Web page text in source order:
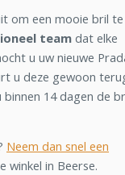
om een mooie bril te
team dat elke
u uw nieuwe
u deze gewoon
binnen 14 dagen de
Neem dan snel een
winkel in Beerse.